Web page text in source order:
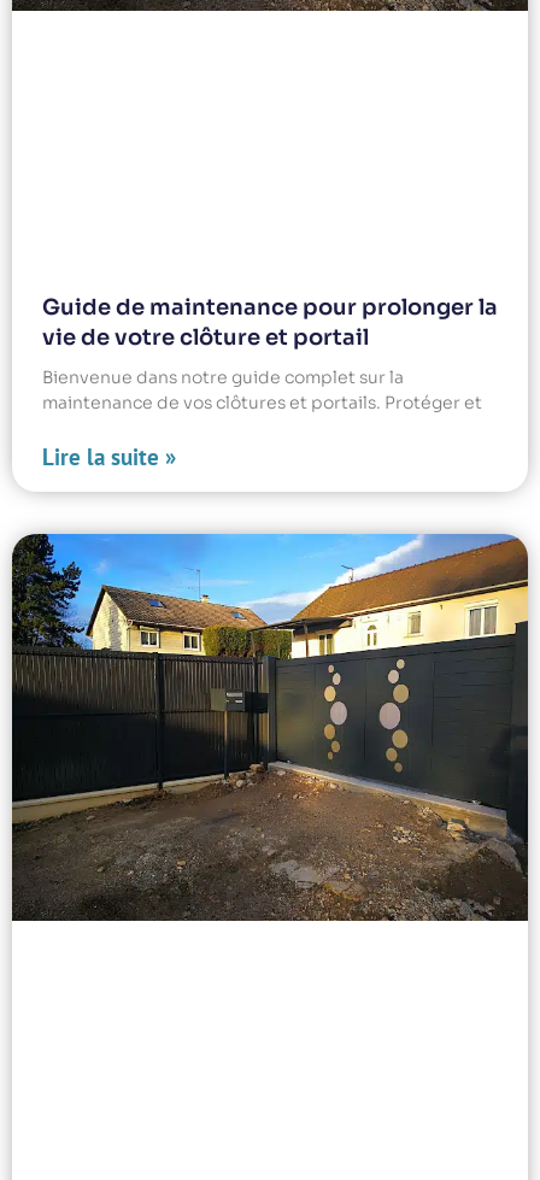
Guide de maintenance pour prolonger la
vie de votre clôture et portail
Bienvenue dans notre guide complet sur la
maintenance de vos clôtures et portails. Protéger et
Lire la suite »